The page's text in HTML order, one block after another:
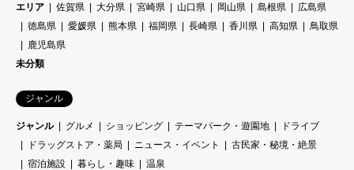
エリア 佐賀県 大分県 宮崎県 山口県 岡山県 島根県
広島県
徳島県
愛媛県 熊本県 福岡県 長崎県 香川県 高知県
鳥取県
鹿児島県
未分類
ジャンル
ジャンル グルメ ショッピング テーマパーク・遊園地
ドライブ
ドラッグストア・薬局
ニュース・イベント
古民家・秘境・絶景
宿泊施設
暮らし・趣味 温泉